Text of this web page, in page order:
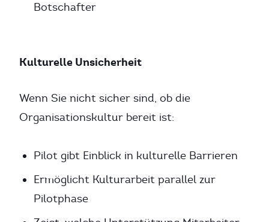
Botschafter
Kulturelle Unsicherheit
Wenn Sie nicht sicher sind, ob die
Organisationskultur bereit ist:
Pilot gibt Einblick in kulturelle Barrieren
Ermöglicht Kulturarbeit parallel zur
Pilotphase